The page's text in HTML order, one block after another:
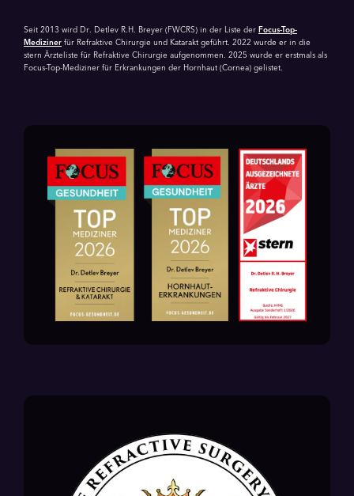
Seit 2013 wird Dr. Detlev R.H. Breyer (FWCRS) in der Liste der Focus-Top-
Mediziner für Refraktive Chirurgie und Katarakt geführt. 2022 wurde er in die
stern Ärzteliste für Refraktive Chirurgie aufgenommen. 2025 wurde er erstmals als
Focus-Top-Mediziner für Erkrankungen der Hornhaut (Cornea) gelistet.